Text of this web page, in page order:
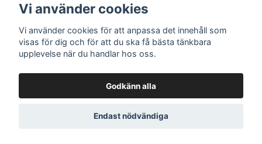
Sociala medier
© 2026 Vassaknivar
Vi använder cookies
Vi använder cookies för att anpassa det innehåll som
visas för dig och för att du ska få bästa tänkbara
upplevelse när du handlar hos oss.
Godkänn alla
Endast nödvändiga